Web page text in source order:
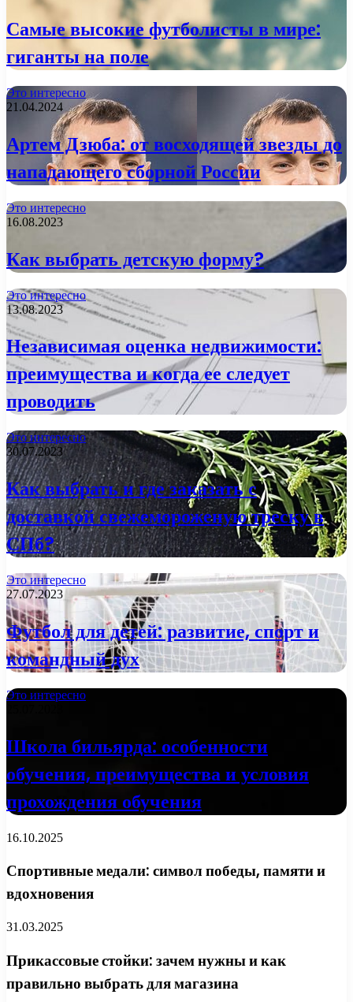
Самые высокие футболисты в мире:
гиганты на поле
Это интересно
21.04.2024
Артем Дзюба: от восходящей звезды до
нападающего сборной России
Это интересно
16.08.2023
Как выбрать детскую форму?
Это интересно
13.08.2023
Независимая оценка недвижимости:
преимущества и когда ее следует
проводить
Это интересно
30.07.2023
Как выбрать и где заказать с
доставкой свежемороженую треску в
СПб?
Это интересно
27.07.2023
Футбол для детей: развитие, спорт и
командный дух
Это интересно
Школа бильярда: особенности
обучения, преимущества и условия
прохождения обучения
16.10.2025
Спортивные медали: символ победы, памяти и
вдохновения
31.03.2025
Прикассовые стойки: зачем нужны и как
правильно выбрать для магазина